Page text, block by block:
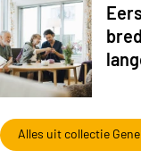
Alles uit collectie